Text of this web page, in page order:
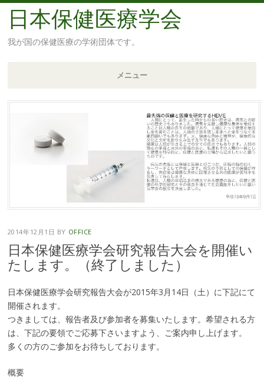
日本保健医療学会
我が国の保健医療の学術団体です。
メニュー
コ
動
2014年12月1日 BY OFFICE
日本保健医療学会研究報告大会を開催い
たします。（終了しました）
日本保健医療学会研究報告大会が2015年3月14日（土）に下記にて
開催されます。
つきましては、報告者及び参加者を募集いたします。希望される方
は、下記の要領でご応募下さいますよう、ご案内申し上げます。
多くの方のご参加をお待ちしております。
概要